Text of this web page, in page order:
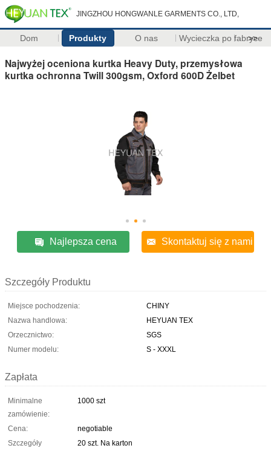
JINGZHOU HONGWANLE GARMENTS CO., LTD,
Dom Produkty O nas Wycieczka po fabryce
>>
Najwyżej oceniona kurtka Heavy Duty, przemysłowa
kurtka ochronna Twill 300gsm, Oxford 600D Żelbet
Najlepsza cena Skontaktuj się z nami
Szczegóły Produktu
Miejsce pochodzenia:
CHINY
Nazwa handlowa:
HEYUAN TEX
Orzecznictwo:
SGS
Numer modelu:
S - XXXL
Zapłata
Minimalne
zamówienie:
1000 szt
Cena:
negotiable
Szczegóły
20 szt. Na karton